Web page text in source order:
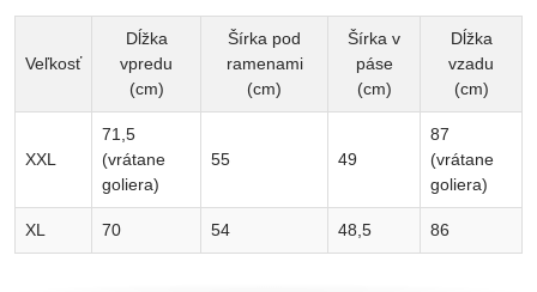
Veľkosť
Dĺžka
vpredu
(cm)
Šírka pod
ramenami
(cm)
Šírka v
páse
(cm)
Dĺžka
vzadu
(cm)
XXL
71,5
(vrátane
goliera)
55 49
87
(vrátane
goliera)
XL 70 54 48,5 86